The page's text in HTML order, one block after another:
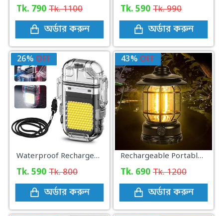
Tk. 790 Tk. 1100
অর্ডার করুন
Tk. 590 Tk. 990
অর্ডার করুন
26% OFF
Waterproof Rechargeable Electric ARC Plasma Lighter with Flashlight
Tk. 590 Tk. 800
অর্ডার করুন
43% OFF
Rechargeable Portable Retro Camping Lamp
Tk. 690 Tk. 1200
অর্ডার করুন